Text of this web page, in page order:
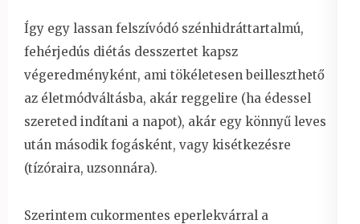
Így egy lassan felszívódó szénhidráttartalmú,
fehérjedús diétás desszertet kapsz
végeredményként, ami tökéletesen beilleszthető
az életmódváltásba, akár reggelire (ha édessel
szereted indítani a napot), akár egy könnyű leves
után második fogásként, vagy kisétkezésre
(tízóraira, uzsonnára).
Szerintem cukormentes eperlekvárral a